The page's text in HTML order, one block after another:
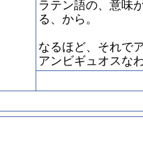
ラテン語の、意味
る、から。
なるほど、それで
アンビギュオスな